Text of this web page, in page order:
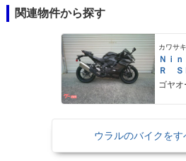
関連物件から探す
カワサキ
Ｎｉ
Ｒ Ｓ
ゴヤ
ウラルのバイクをす